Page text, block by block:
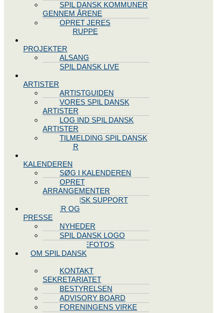
SPIL DANSK KOMMUNER
GENNEM ÅRENE
OPRET JERES
STYREGRUPPE
PROJEKTER
ALSANG
SPIL DANSK LIVE
ARTISTER
ARTISTGUIDEN
VORES SPIL DANSK
ARTISTER
LOG IND SPIL DANSK
ARTISTER
TILMELDING SPIL DANSK
ARTISTER
KALENDEREN
SØG I KALENDEREN
OPRET
ARRANGEMENTER
TEKNISK SUPPORT
NYHEDER OG
PRESSE
NYHEDER
SPIL DANSK LOGO
PRESSEFOTOS
OM SPIL DANSK
KONTAKT
SEKRETARIATET
BESTYRELSEN
ADVISORY BOARD
FORENINGENS VIRKE